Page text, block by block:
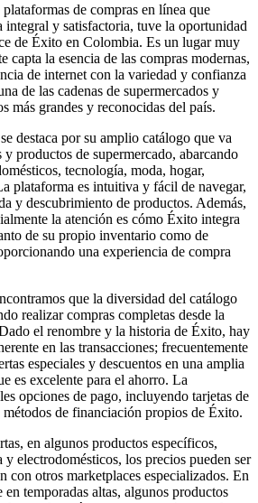
de compras en línea que
integral y satisfactoria, tuve la oportunidad
de Éxito en Colombia. Es un lugar muy
capta la esencia de las compras modernas,
de internet con la variedad y confianza
de las cadenas de supermercados y
más grandes y reconocidas del país.
destaca por su amplio catálogo que va
productos de supermercado, abarcando
tecnología, moda, hogar,
plataforma es intuitiva y fácil de navegar,
y descubrimiento de productos. Además,
la atención es cómo Éxito integra
de su propio inventario como de
una experiencia de compra
que la diversidad del catálogo
realizar compras completas desde la
el renombre y la historia de Éxito, hay
en las transacciones; frecuentemente
especiales y descuentos en una amplia
es excelente para el ahorro. La
opciones de pago, incluyendo tarjetas de
de financiación propios de Éxito.
en algunos productos específicos,
y electrodomésticos, los precios pueden ser
con otros marketplaces especializados. En
en temporadas altas, algunos productos